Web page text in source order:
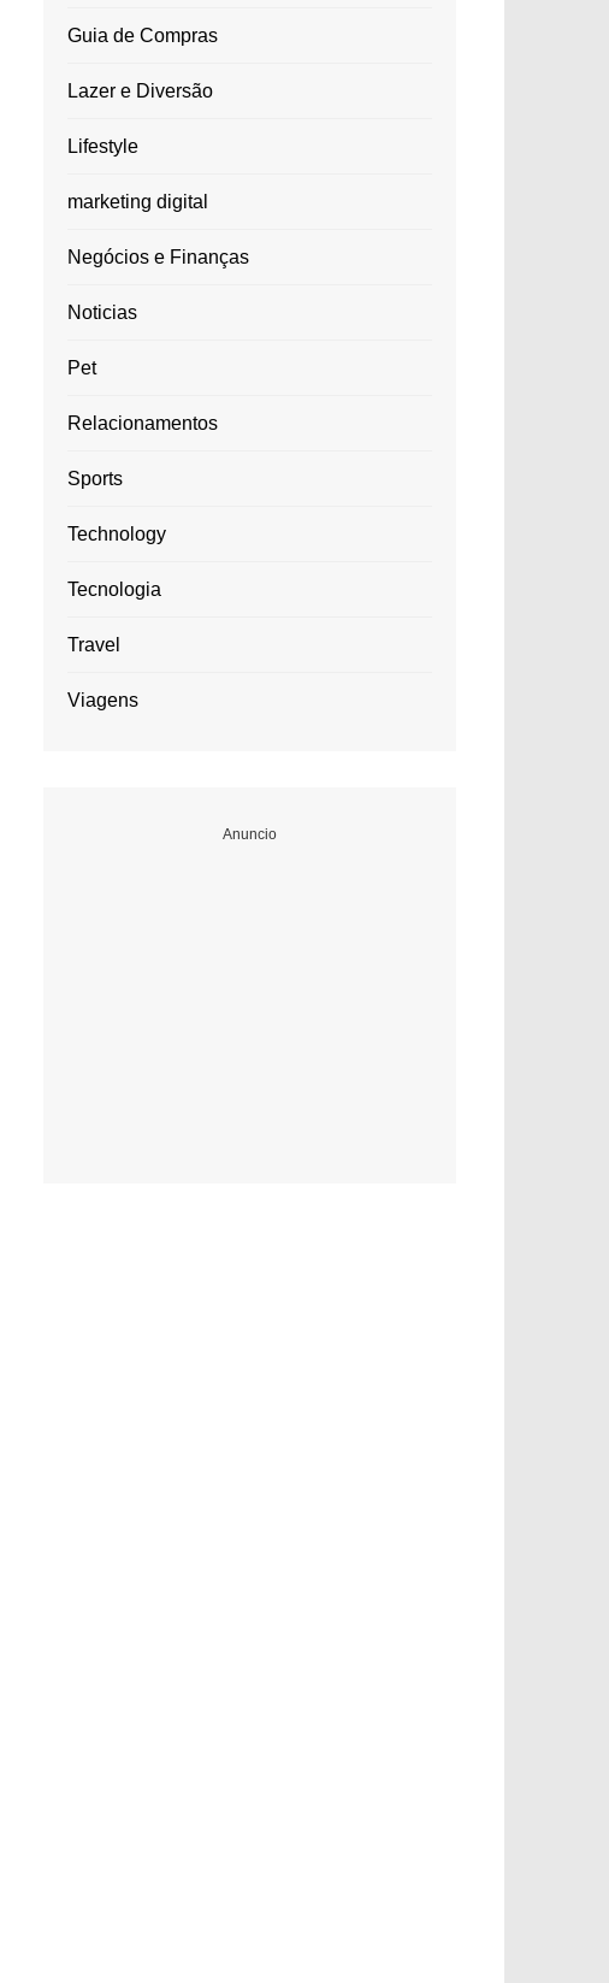
Guia de Compras
Lazer e Diversão
Lifestyle
marketing digital
Negócios e Finanças
Noticias
Pet
Relacionamentos
Sports
Technology
Tecnologia
Travel
Viagens
Anuncio